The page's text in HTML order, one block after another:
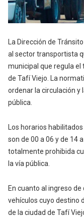
La Dirección de
al sector transportista
municipal que regula
de Tafí Viejo. La
ordenar la circulación y
pública.
Los horarios
son de 00 a 06 y de 14
totalmente prohibida
la vía pública.
En cuanto al ingreso
vehículos cuyo destino
de la ciudad de Tafí